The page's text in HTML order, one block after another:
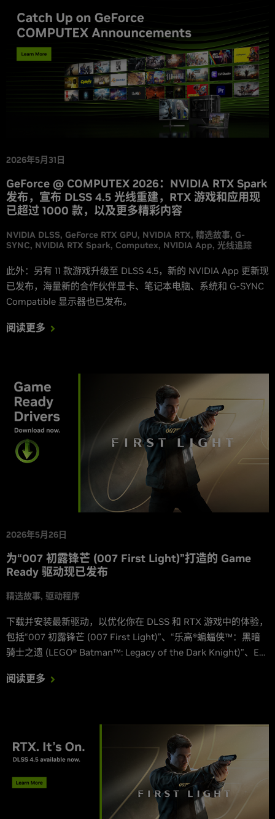
模型的超分辨率和动态多帧生成。
2026年5月31日
GeForce @ COMPUTEX 2026：NVIDIA RTX Spark
发布，宣布 DLSS 4.5 光线重建，RTX 游戏和应用现
已超过 1000 款，以及更多精彩内容
NVIDIA DLSS GeForce RTX GPU NVIDIA RTX 精选故事 G-
SYNC NVIDIA RTX Spark Computex NVIDIA App 光线追踪
此外：另有 11 款游戏升级至 DLSS 4.5，新的 NVIDIA App 更新现
已发布，海量新的合作伙伴显卡、笔记本电脑、系统和 G-SYNC
Compatible 显示器也已发布。
阅读更多
2026年5月26日
为“007 初露锋芒 (007 First Light)”打造的 Game
Ready 驱动现已发布
精选故事 驱动程序
下载并安装最新驱动，以优化你在 DLSS 和 RTX 游戏中的体验，
包括“007 初露锋芒 (007 First Light)”、“乐高®蝙蝠侠™：黑暗
骑士之遗 (LEGO® Batman™: Legacy of the Dark Knight)”、EA
of Tanks: HEAT)”。
阅读更多